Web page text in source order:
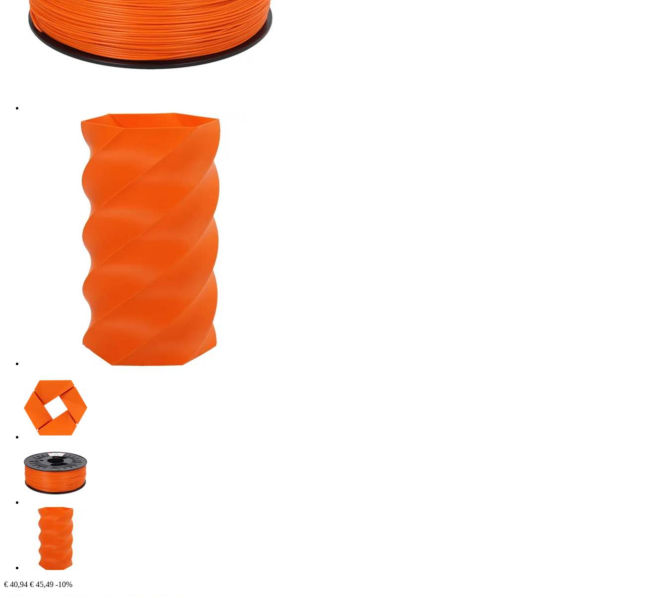
€ 40,94 € 45,49 -10%